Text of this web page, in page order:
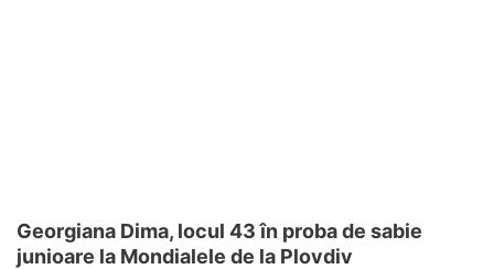
Georgiana Dima, locul 43 în proba de sabie
junioare la Mondialele de la Plovdiv